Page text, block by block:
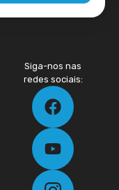
Siga-nos nas
redes sociais: